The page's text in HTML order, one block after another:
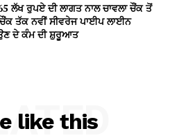
ਲੱਖ ਰੁਪਏ ਦੀ ਲਾਗਤ ਨਾਲ ਚਾਵਲਾ ਚੌਂਕ ਤੋਂ
ਤੱਕ ਨਵੀਂ ਸੀਵਰੇਜ ਪਾਈਪ ਲਾਈਨ
ਦੇ ਕੰਮ ਦੀ ਸ਼ੁਰੂਆਤ
like this